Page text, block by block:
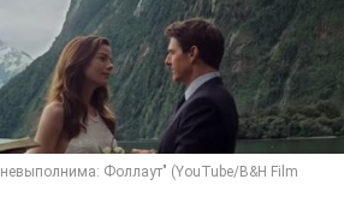
Фоллаут" (YouTube/B&H Film